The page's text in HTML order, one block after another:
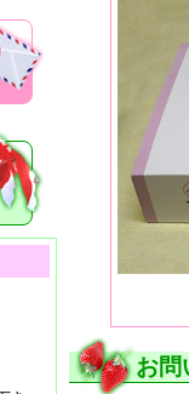
お問